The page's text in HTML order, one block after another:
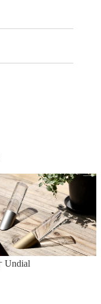
Undial